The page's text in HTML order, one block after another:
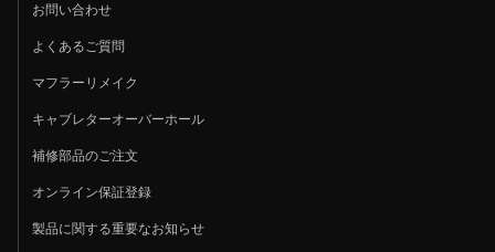
お問い合わせ
よくあるご質問
マフラーリメイク
キャブレターオーバーホール
補修部品のご注文
オンライン保証登録
製品に関する重要なお知らせ